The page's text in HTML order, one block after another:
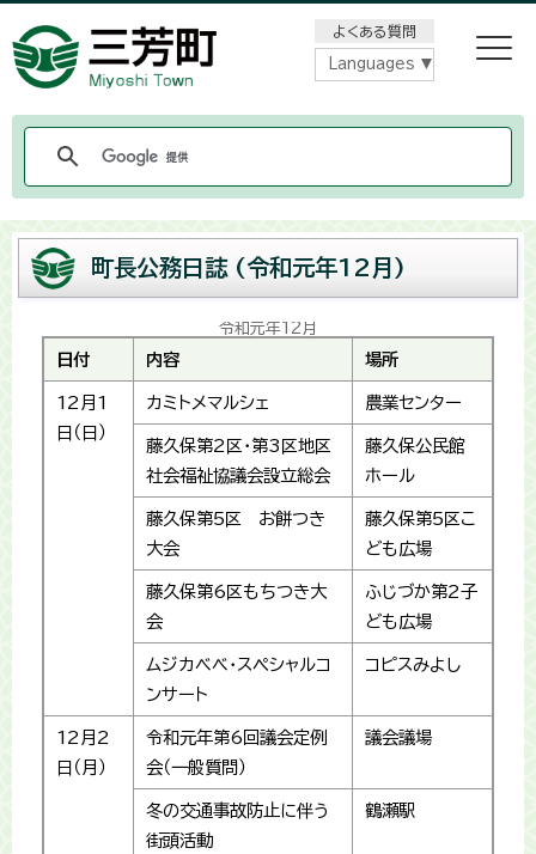
よくある質問
Languages
町長公務日誌 (令和元年12月)
令和元年12月
日付 内容 場所
12月1
日（日）
カミトメマルシェ 農業センター
藤久保第2区・第3区地区
社会福祉協議会設立総会
藤久保公民館
ホール
藤久保第5区 お餅つき
大会
藤久保第5区こ
ども広場
藤久保第6区もちつき大
会
ふじづか第2子
ども広場
ムジカベベ・スペシャルコ
ンサート
コピスみよし
12月2
日（月）
令和元年第6回議会定例
会（一般質問）
議会議場
冬の交通事故防止に伴う
街頭活動
鶴瀬駅